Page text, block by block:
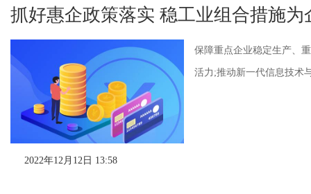
抓好惠企政策落实 稳工业组合措施为
保障重点企业稳定生产、
活力;推动新一代信息技术
2022年12月12日 13:58